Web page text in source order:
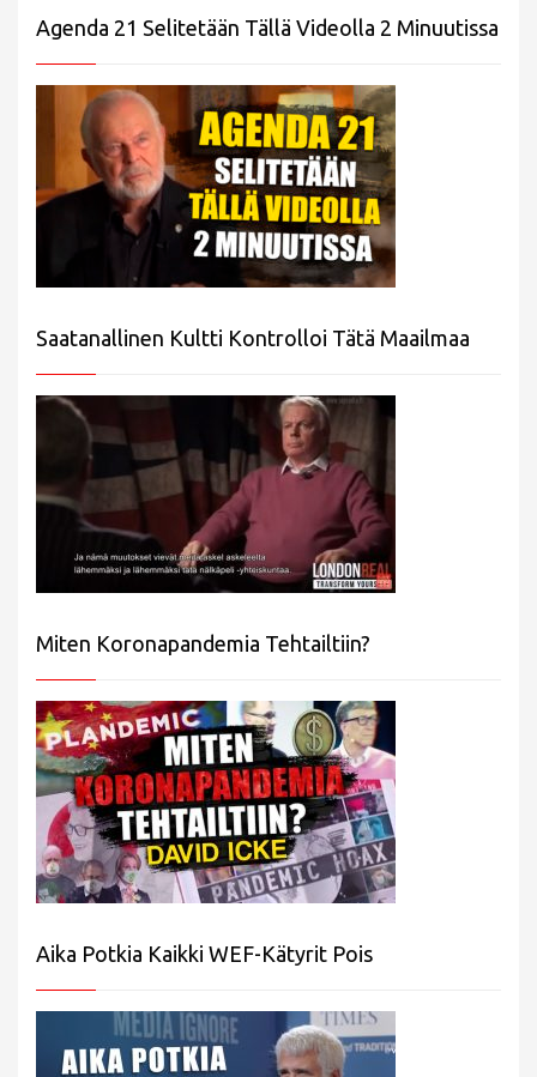
Agenda 21 Selitetään Tällä Videolla 2 Minuutissa
Saatanallinen Kultti Kontrolloi Tätä Maailmaa
Miten Koronapandemia Tehtailtiin?
Aika Potkia Kaikki WEF-Kätyrit Pois